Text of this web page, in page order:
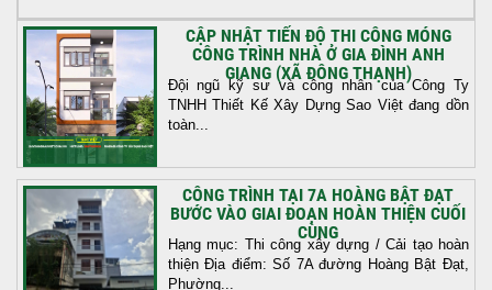
CẬP NHẬT TIẾN ĐỘ THI CÔNG MÓNG
CÔNG TRÌNH NHÀ Ở GIA ĐÌNH ANH
GIANG (XÃ ĐÔNG THẠNH)
Đội ngũ kỹ sư và công nhân của Công Ty
TNHH Thiết Kế Xây Dựng Sao Việt đang dồn
toàn...
CÔNG TRÌNH TẠI 7A HOÀNG BẬT ĐẠT
BƯỚC VÀO GIAI ĐOẠN HOÀN THIỆN CUỐI
CÙNG
Hạng mục: Thi công xây dựng / Cải tạo hoàn
thiện Địa điểm: Số 7A đường Hoàng Bật Đạt,
Phường...